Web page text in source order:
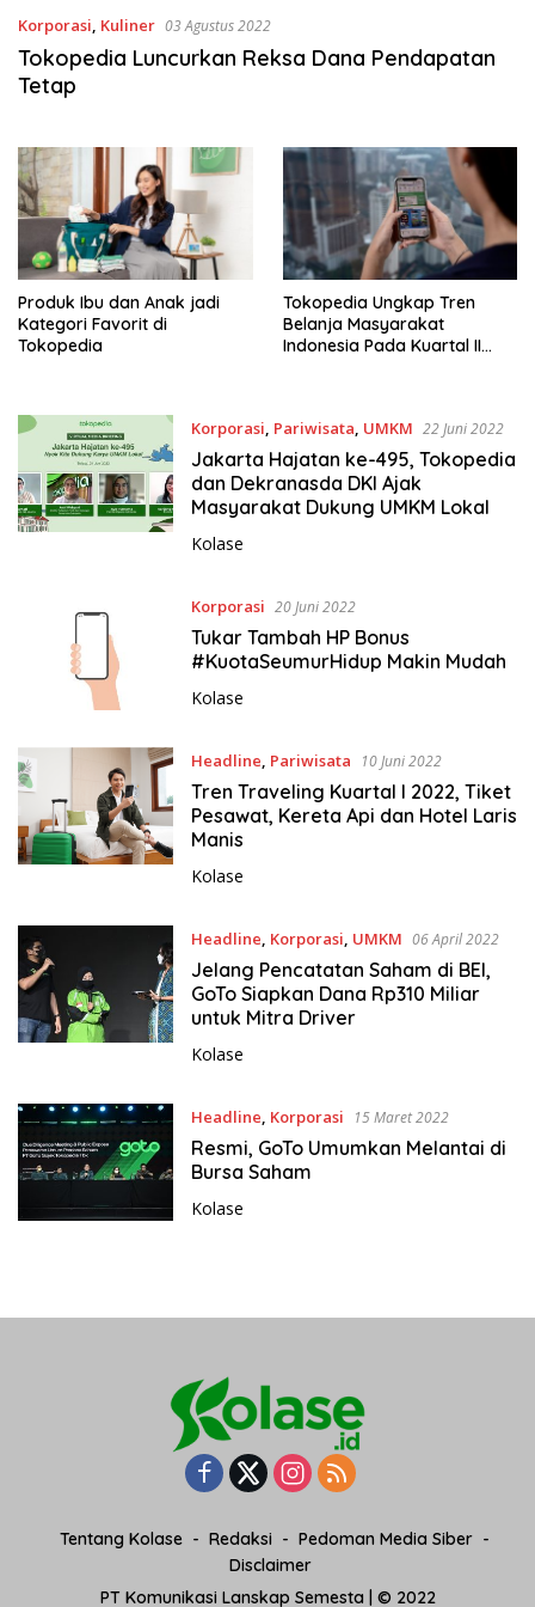
Korporasi, Kuliner 03 Agustus 2022
Tokopedia Luncurkan Reksa Dana Pendapatan
Tetap
Produk Ibu dan Anak jadi
Kategori Favorit di
Tokopedia
Tokopedia Ungkap Tren
Belanja Masyarakat
Indonesia Pada Kuartal II
Korporasi Pariwisata UMKM 22 Juni 2022
Jakarta Hajatan ke-495, Tokopedia
dan Dekranasda DKI Ajak
Masyarakat Dukung UMKM Lokal
Kolase
Korporasi 20 Juni 2022
Tukar Tambah HP Bonus
#KuotaSeumurHidup Makin Mudah
Kolase
Headline Pariwisata 10 Juni 2022
Tren Traveling Kuartal I 2022, Tiket
Pesawat, Kereta Api dan Hotel Laris
Manis
Kolase
Headline Korporasi UMKM 06 April 2022
Jelang Pencatatan Saham di BEI,
GoTo Siapkan Dana Rp310 Miliar
untuk Mitra Driver
Kolase
Headline Korporasi 15 Maret 2022
Resmi, GoTo Umumkan Melantai di
Bursa Saham
Kolase
Tentang Kolase Redaksi
Pedoman Media Siber
Disclaimer
PT Komunikasi Lanskap Semesta | © 2022